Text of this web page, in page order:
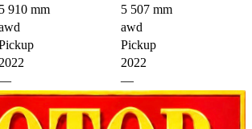
5 910 mm
5 507 mm
awd
Pickup
2022
2022
—